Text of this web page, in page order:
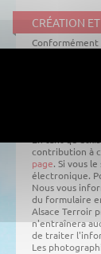
CRÉATION
Conformément
ce service
contribution à
page. Si vous
électronique.
Nous vous
du formulaire
Alsace Terroir
n'entraînera
de traiter
Les